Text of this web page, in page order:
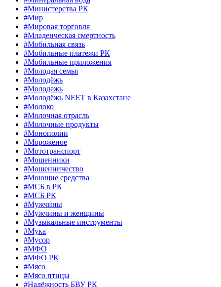
#Министерства РК
#Мир
#Мировая торговля
#Младенческая смертность
#Мобильная связь
#Мобильные платежи РК
#Мобильные приложения
#Молодая семья
#Молодёжь
#Молодежь
#Молодёжь NEET в Казахстане
#Молоко
#Молочная отрасль
#Молочные продукты
#Монополии
#Мороженое
#Мототранспорт
#Мошенники
#Мошенничество
#Моющие средства
#МСБ в РК
#МСБ РК
#Мужчины
#Мужчины и женщины
#Музыкальные инструменты
#Мука
#Мусор
#МФО
#МФО РК
#Мясо
#Мясо птицы
#Надёжность БВУ РК